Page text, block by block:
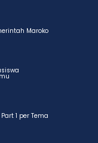
Maroko
1 per Tema